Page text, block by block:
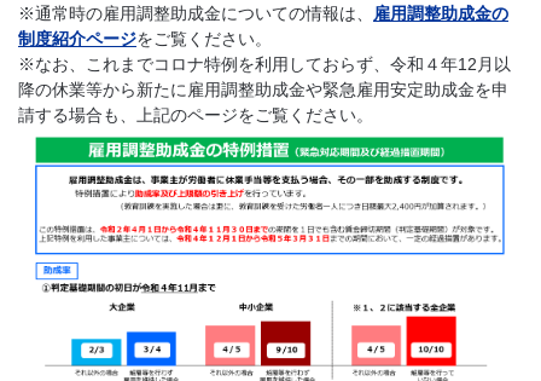
※通常時の雇用調整助成金についての情報は、
雇用調整助成金の
制度紹介ページをご覧ください。
※なお、これまでコロナ特例を利用しておらず、令和４年12月以
降の休業等から新たに雇用調整助成金や緊急雇用安定助成金を申
請する場合も、上記のページをご覧ください。